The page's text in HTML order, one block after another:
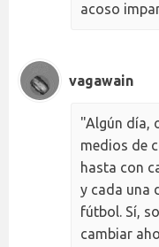
acoso
vagawain
"Algún día,
medios de
hasta con
y cada una
fútbol. Sí,
cambiar